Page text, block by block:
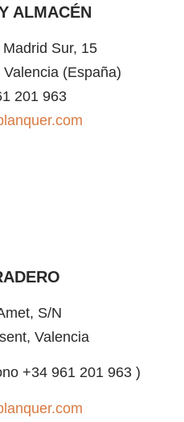
ALMACÉN
Sur, 15
(España)
201 963
S/N
Valencia
+34 961 201 963 )